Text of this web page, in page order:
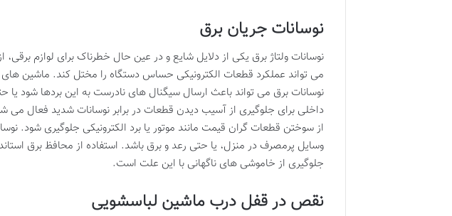
نوسانات جریان برق
نوسانات ولتاژ برق یکی از دلایل شایع و در عین حال خطرناک برای لوازم
می تواند عملکرد قطعات الکترونیکی حساس دستگاه را مختل کند. ماشین های
نوسانات برق می تواند باعث ارسال سیگنال های نادرست به این بردها شود
داخلی برای جلوگیری از آسیب دیدن قطعات در برابر نوسانات شدید فعال
از سوختن قطعات گران قیمت مانند موتور یا برد الکترونیکی جلوگیری شود.
وسایل پرمصرف در منزل، یا حتی رعد و برق باشد. استفاده از محافظ برق
جلوگیری از خاموشی های ناگهانی با این علت است.
نقص در قفل درب ماشین لباسشویی